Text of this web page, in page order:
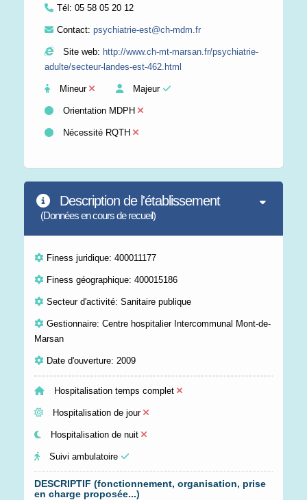
Tél: 05 58 05 20 12
Contact: psychiatrie-est@ch-mdm.fr
Site web: http://www.ch-mt-marsan.fr/psychiatrie-
adulte/secteur-landes-est-462.html
Mineur Majeur
Orientation MDPH
Nécessité RQTH
Description de l'établissement
(Données en cours de recueil)
Finess juridique: 400011177
Finess géographique: 400015186
Secteur d'activité: Sanitaire publique
Gestionnaire: Centre hospitalier Intercommunal Mont-de-
Marsan
Date d'ouverture: 2009
Hospitalisation temps complet
Hospitalisation de jour
Hospitalisation de nuit
Suivi ambulatoire
DESCRIPTIF (fonctionnement, organisation, prise
en charge proposée...)